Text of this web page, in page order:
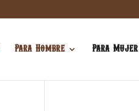
Para Hombre Para Mujer